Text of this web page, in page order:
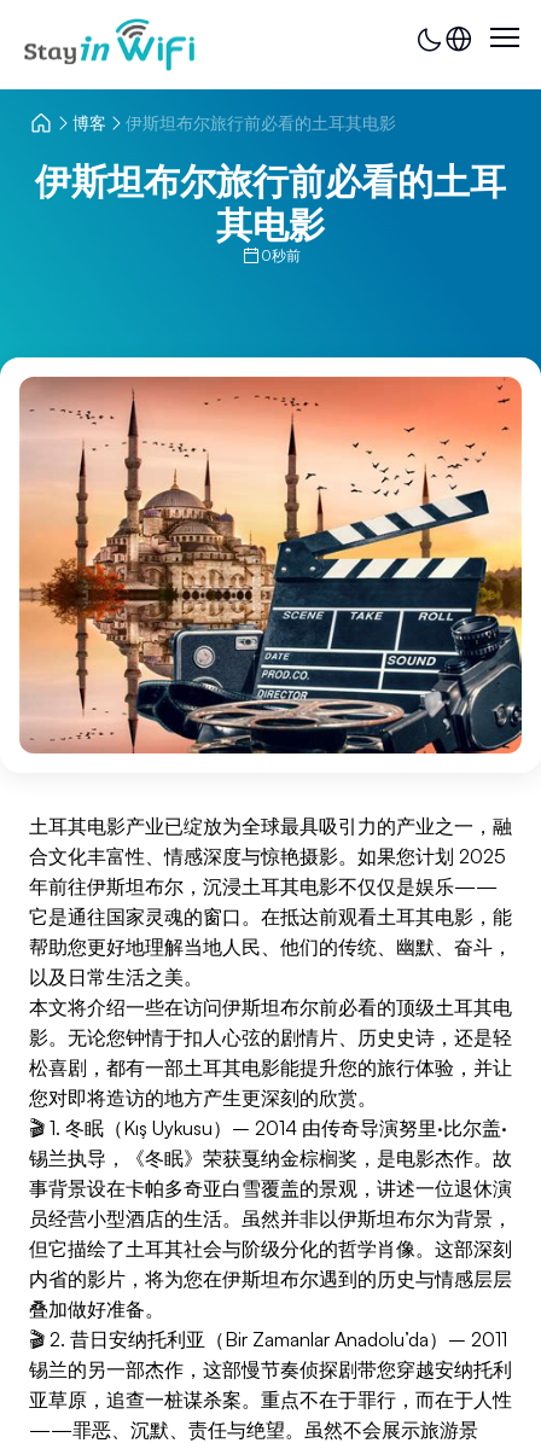
博客 伊斯坦布尔旅行前必看的土耳其电影
伊斯坦布尔旅行前必看的土耳
其电影
0秒前
土耳其电影产业已绽放为全球最具吸引力的产业之一，融
合文化丰富性、情感深度与惊艳摄影。如果您计划 2025
年前往伊斯坦布尔，沉浸土耳其电影不仅仅是娱乐——
它是通往国家灵魂的窗口。在抵达前观看土耳其电影，能
帮助您更好地理解当地人民、他们的传统、幽默、奋斗，
以及日常生活之美。
本文将介绍一些在访问伊斯坦布尔前必看的顶级土耳其电
影。无论您钟情于扣人心弦的剧情片、历史史诗，还是轻
松喜剧，都有一部土耳其电影能提升您的旅行体验，并让
您对即将造访的地方产生更深刻的欣赏。
🎬 1. 冬眠（Kış Uykusu）– 2014 由传奇导演努里·比尔盖·
锡兰执导，《冬眠》荣获戛纳金棕榈奖，是电影杰作。故
事背景设在卡帕多奇亚白雪覆盖的景观，讲述一位退休演
员经营小型酒店的生活。虽然并非以伊斯坦布尔为背景，
但它描绘了土耳其社会与阶级分化的哲学肖像。这部深刻
内省的影片，将为您在伊斯坦布尔遇到的历史与情感层层
叠加做好准备。
🎬 2. 昔日安纳托利亚（Bir Zamanlar Anadolu’da）– 2011
锡兰的另一部杰作，这部慢节奏侦探剧带您穿越安纳托利
亚草原，追查一桩谋杀案。重点不在于罪行，而在于人性
——罪恶、沉默、责任与绝望。虽然不会展示旅游景